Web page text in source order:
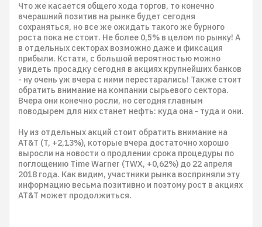
Что же касается общего хода торгов, то конечно
вчерашний позитив на рынке будет сегодня
сохраняться, но все же ожидать такого же бурного
роста пока не стоит. Не более 0,5% в целом по рынку! А
в отдельных секторах возможно даже и фиксация
прибыли. Кстати, с большой вероятностью можно
увидеть просадку сегодня в акциях крупнейших банков
- ну очень уж вчера с ними перестарались! Также стоит
обратить внимание на компании сырьевого сектора.
Вчера они конечно росли, но сегодня главным
поводырем для них станет нефть: куда она - туда и они.
Ну из отдельных акций стоит обратить внимание на
AT&T (T, +2,13%), которые вчера достаточно хорошо
выросли на новости о продлении срока процедуры по
поглощению Time Warner (TWX, +0,62%) до 22 апреля
2018 года. Как видим, участники рынка восприняли эту
информацию весьма позитивно и поэтому рост в акциях
AT&T может продолжиться.